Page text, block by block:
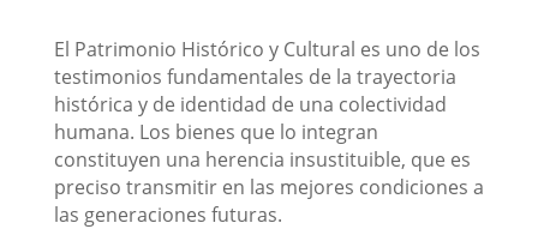
El Patrimonio Histórico y Cultural es uno de los
testimonios fundamentales de la trayectoria
histórica y de identidad de una colectividad
humana. Los bienes que lo integran
constituyen una herencia insustituible, que es
preciso transmitir en las mejores condiciones a
las generaciones futuras.